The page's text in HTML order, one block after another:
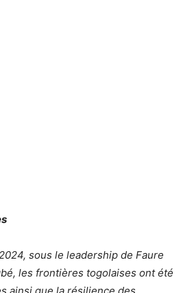
sous le leadership de Faure
les frontières togolaises ont été